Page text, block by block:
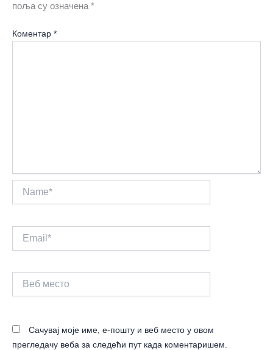
поља су означена *
Коментар *
Name*
Веб
место
Сачувај моје име, е-пошту и веб место у овом
прегледачу веба за следећи пут када коментаришем.